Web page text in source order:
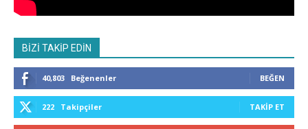
BİZİ TAKİP EDİN
40,803 Beğenenler BEĞEN
222 Takipçiler TAKIP ET